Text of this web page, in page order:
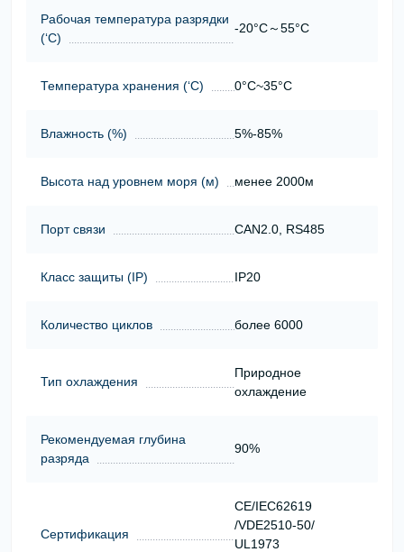
Рабочая температура разрядки
(‘С)
-20°C～55°C
Температура хранения (‘С) 0°C~35°C
Влажность (%) 5%-85%
Высота над уровнем моря (м) менее 2000м
Порт связи CAN2.0, RS485
Класс защиты (ІР) IP20
Количество циклов более 6000
Тип охлаждения
Природное
охлаждение
Рекомендуемая глубина
разряда
90%
Сертификация
CE/IEC62619
/VDE2510-50/
UL1973